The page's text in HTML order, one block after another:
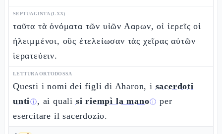
SEPTUAGINTA (LXX)
ταῦτα τὰ ὀνόματα τῶν υἱῶν Ααρων, οἱ ἱερεῖς οἱ
ἠλειμμένοι, οὓς ἐτελείωσαν τὰς χεῖρας αὐτῶν
ἱερατεύειν.
LETTURA ORTODOSSA
Questi i nomi dei figli di Aharon, i sacerdoti
untiⓘ, ai quali si riempì la manoⓘ per
esercitare il sacerdozio.